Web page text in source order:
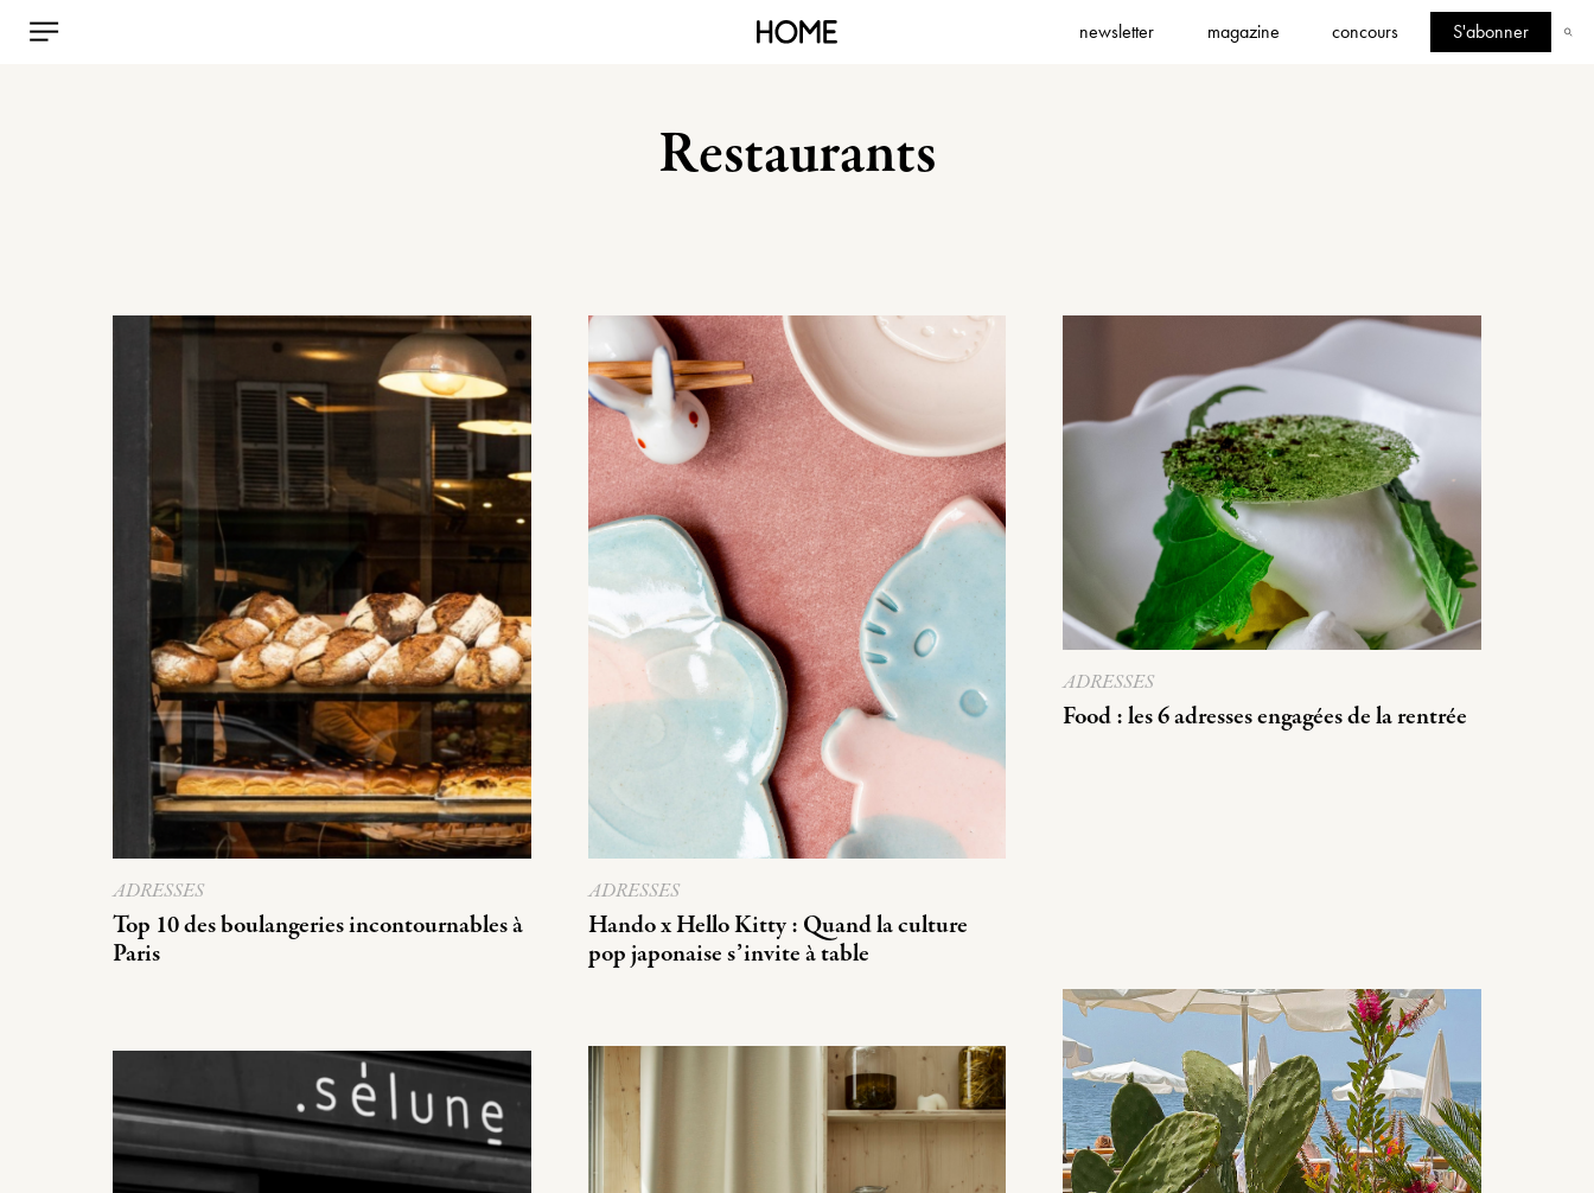
newsletter magazine concours S'abonner
Restaurants
ADRESSES
Top 10 des boulangeries incontournables à
Paris
ADRESSES
Hando x Hello Kitty : Quand la culture
pop japonaise s’invite à table
ADRESSES
Food : les 6 adresses engagées de la rentrée